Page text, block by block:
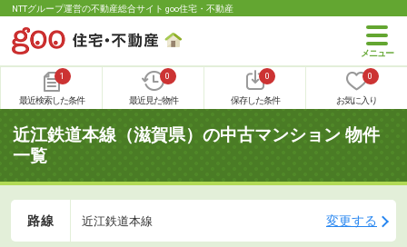
NTTグループ運営の不動産総合サイト goo住宅・不動産
1
最近検索した条件
0
最近見た物件
0
保存した条件
0
お気に入り
近江鉄道本線（滋賀県）の中古マンション 物件
一覧
路線 近江鉄道本線 変更する